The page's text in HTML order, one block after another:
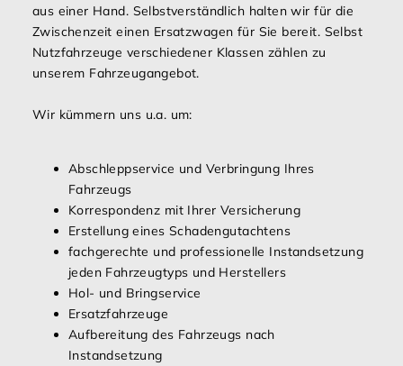
aus einer Hand. Selbstverständlich halten wir für die
Zwischenzeit einen Ersatzwagen für Sie bereit. Selbst
Nutzfahrzeuge verschiedener Klassen zählen zu
unserem Fahrzeugangebot.
Wir kümmern uns u.a. um:
Abschleppservice und Verbringung Ihres
Fahrzeugs
Korrespondenz mit Ihrer Versicherung
Erstellung eines Schadengutachtens
fachgerechte und professionelle Instandsetzung
jeden Fahrzeugtyps und Herstellers
Hol- und Bringservice
Ersatzfahrzeuge
Aufbereitung des Fahrzeugs nach
Instandsetzung